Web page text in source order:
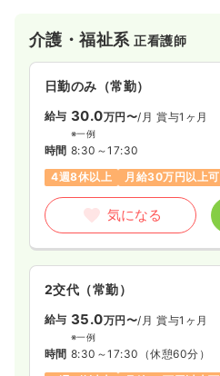
介護・福祉系正看護師
日勤のみ（常勤）
給与 30.0万円〜/月 賞与1ヶ月
※一例
時間 8:30～17:30
4週8休以上
月給30万円以上可
気になる
2交代（常勤）
給与 35.0万円〜/月 賞与1ヶ月
※一例
時間 8:30～17:30 （休憩60分）